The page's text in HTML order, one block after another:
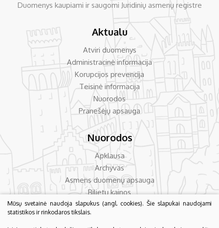
Duomenys kaupiami ir saugomi Juridinių asmenų registre
Aktualu
Atviri duomenys
Administracinė informacija
Korupcijos prevencija
Teisinė informacija
Nuorodos
Pranešėjų apsauga
Nuorodos
Apklausa
Archyvas
Asmens duomenų apsauga
Bilietų kainos
Dažniausiai užduodami klausimai
Konsultavimas su visuomene
Mūsų svetainė naudoja slapukus (angl. cookies). Šie slapukai naudojami
statistikos ir rinkodaros tikslais.